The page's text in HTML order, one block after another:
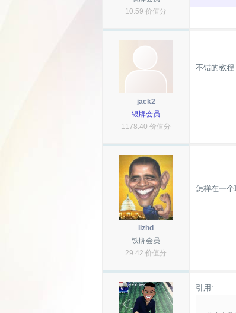
10.59 价值分
jack2
银牌会员
1178.40 价值分
不错的教程
lizhd
铁牌会员
29.42 价值分
怎样在一个
引用: